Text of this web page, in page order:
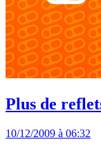
Plus de
10/12/2009 à 06:32